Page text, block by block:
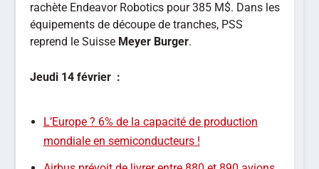
rachète Endeavor Robotics pour 385 M$. Dans les
équipements de découpe de tranches, PSS
reprend le Suisse Meyer Burger.
Jeudi 14 février :
L’Europe ? 6% de la capacité de production
mondiale en semiconducteurs !